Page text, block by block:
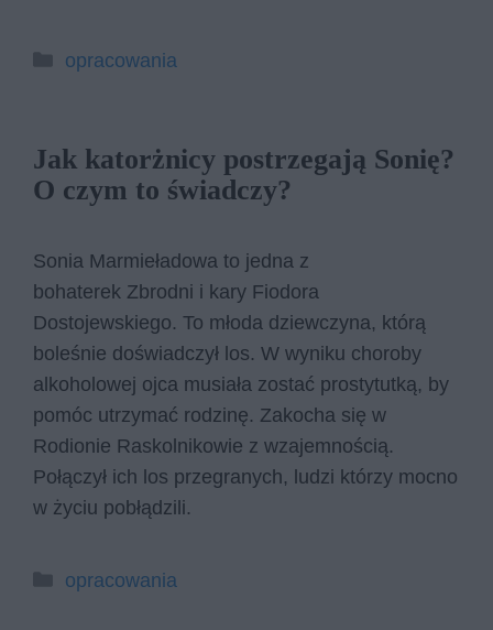
Kategorie
opracowania
Jak katorżnicy postrzegają Sonię?
O czym to świadczy?
Sonia Marmieładowa to jedna z
bohaterek Zbrodni i kary Fiodora
Dostojewskiego. To młoda dziewczyna, którą
boleśnie doświadczył los. W wyniku choroby
alkoholowej ojca musiała zostać prostytutką, by
pomóc utrzymać rodzinę. Zakocha się w
Rodionie Raskolnikowie z wzajemnością.
Połączył ich los przegranych, ludzi którzy mocno
w życiu pobłądzili.
Kategorie
opracowania